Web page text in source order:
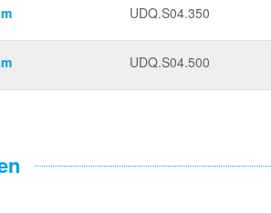
UDQ.S04.350
UDQ.S04.500